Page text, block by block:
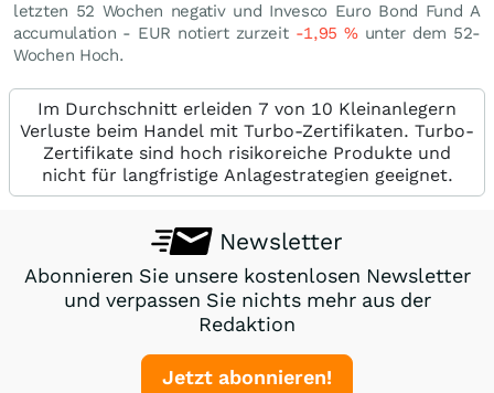
letzten 52 Wochen negativ und Invesco Euro Bond Fund A
accumulation - EUR notiert zurzeit -1,95 %unter dem 52-
Wochen Hoch.
Im Durchschnitt erleiden 7 von 10 Kleinanlegern
Verluste beim Handel mit Turbo-Zertifikaten. Turbo-
Zertifikate sind hoch risikoreiche Produkte und
nicht für langfristige Anlagestrategien geeignet.
Newsletter
Abonnieren Sie unsere kostenlosen Newsletter
und verpassen Sie nichts mehr aus der
Redaktion
Jetzt abonnieren!